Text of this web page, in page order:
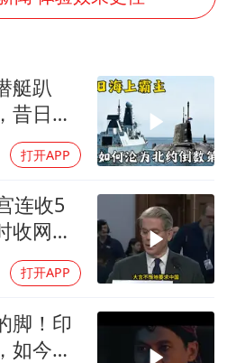
国防部：坚决反制任何闹海挑衅图谋
股存储板块集体大跌
彦斌获《歌手2026》歌王
“今天得有40℃了吧 为啥还不预警”
实基础开新局
艇趴
昔日的
打开APP
连收5
收网，
打开APP
脚！印
如今烂